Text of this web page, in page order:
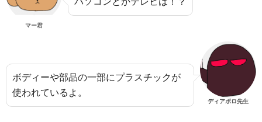
マー君
ボディーや部品の一部にプラスチックが
使われているよ。
ディアボロ先生